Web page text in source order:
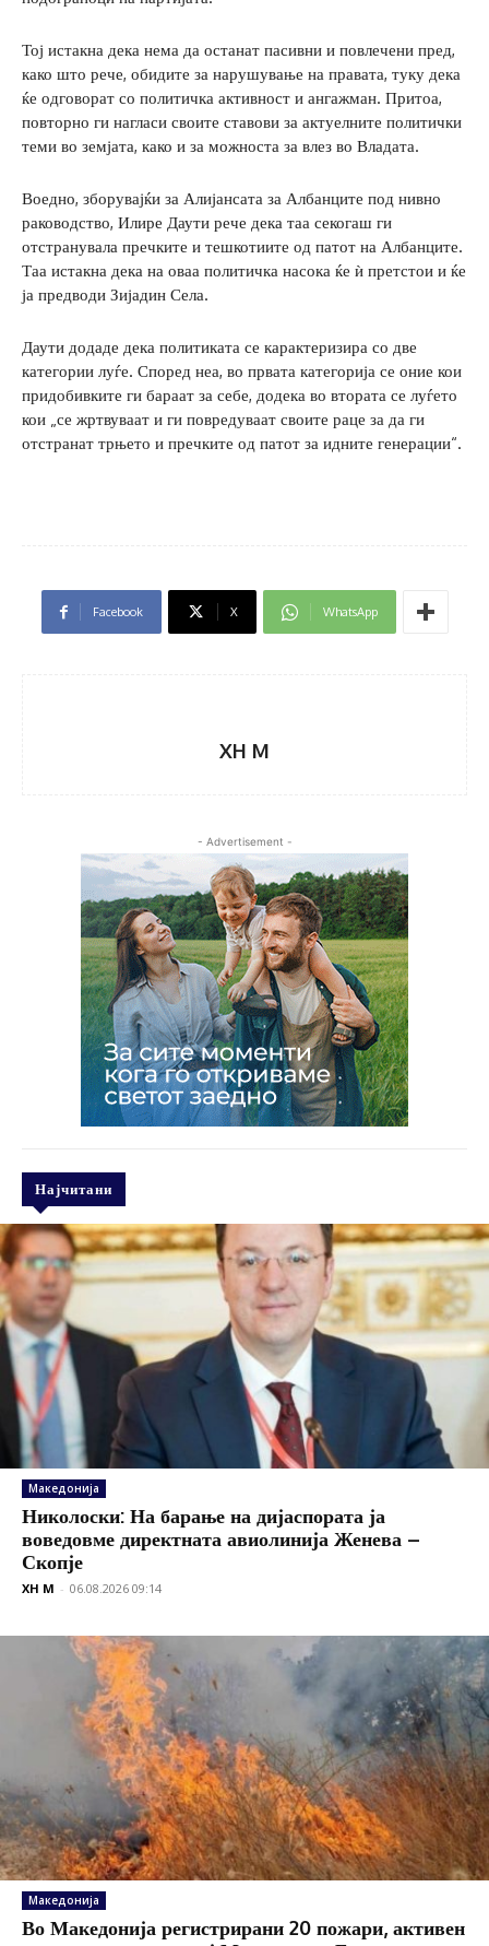
Тој истакна дека нема да останат пасивни и повлечени пред,
како што рече, обидите за нарушување на правата, туку дека
ќе одговорат со политичка активност и ангажман. Притоа,
повторно ги нагласи своите ставови за актуелните политички
теми во земјата, како и за можноста за влез во Владата.
Воедно, зборувајќи за Алијансата за Албанците под нивно
раководство, Илире Даути рече дека таа секогаш ги
отстранувала пречките и тешкотиите од патот на Албанците.
Таа истакна дека на оваа политичка насока ќе ѝ претстои и ќе
ја предводи Зијадин Села.
Даути додаде дека политиката се карактеризира со две
категории луѓе. Според неа, во првата категорија се оние кои
придобивките ги бараат за себе, додека во втората се луѓето
кои „се жртвуваат и ги повредуваат своите раце за да ги
отстранат трњето и пречките од патот за идните генерации“.
Facebook X WhatsApp
XH M
- Advertisement -
Најчитани
Македонија
Николоски: На барање на дијаспората ја
воведовме директната авиолинија Женева –
Скопје
XH M - 06.08.2026 09:14
Македонија
Во Македонија регистрирани 20 пожари, активен